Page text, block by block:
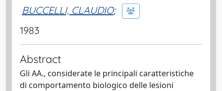
BUCCELLI, CLAUDIO;
1983
Abstract
Gli AA., considerate le principali caratteristiche
di comportamento biologico delle lesioni